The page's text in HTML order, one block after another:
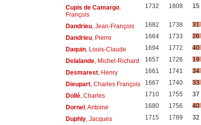
Cupis de Camargo,
François
1732 1808 15
Dandrieu, Jean-François 1682 1738
31
Dandrieu, Pierre 1664 1733
26
Daquin, Louis-Claude 1694 1772
40
Delalande, Michel-Richard 1657 1726
19
Desmarest, Henry 1661 1741
34
Dieupart, Charles François 1667 1740
33
Dollé, Charles 1710 1755
37
Dornel, Antoine 1680 1756
40
Duphly, Jacques 1715 1789
32